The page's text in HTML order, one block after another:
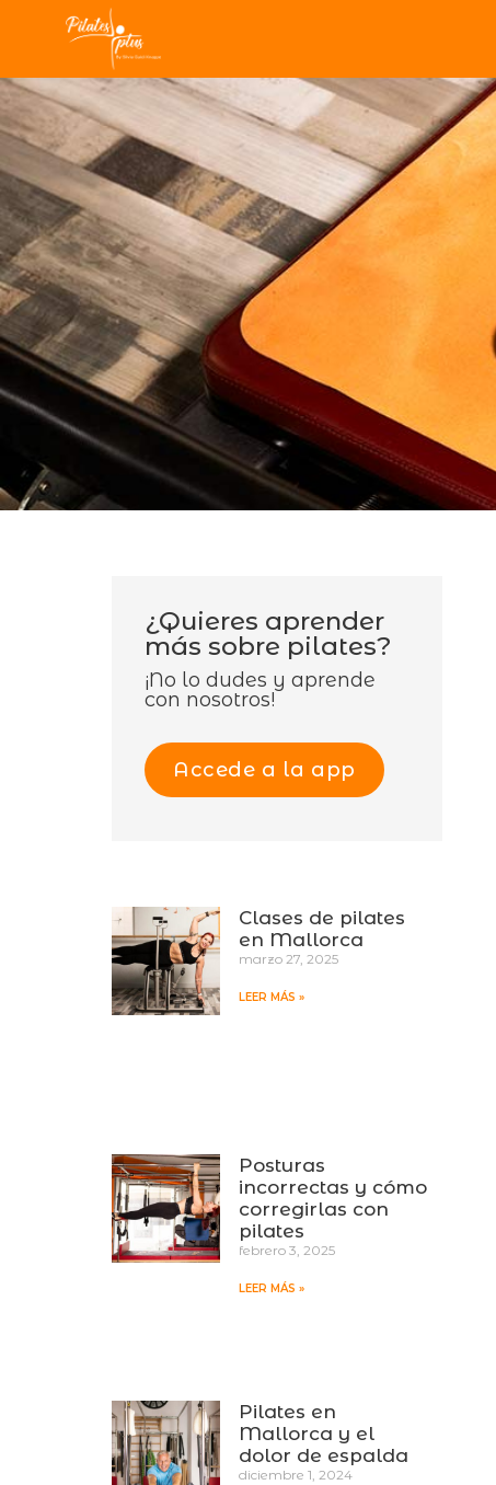
¿Quieres aprender
más sobre pilates?
¡No lo dudes y aprende
con nosotros!
Accede a la app
Clases de pilates
en Mallorca
marzo 27, 2025
LEER MÁS »
Posturas
incorrectas y cómo
corregirlas con
pilates
febrero 3, 2025
LEER MÁS »
Pilates en
Mallorca y el
dolor de espalda
diciembre 1, 2024